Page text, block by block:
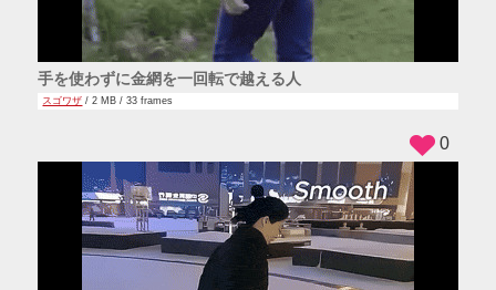
手を使わずに金網を一回転で越える人
スゴワザ / 2 MB / 33 frames
0